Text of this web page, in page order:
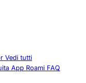
Vedi tutti
App Roami FAQ